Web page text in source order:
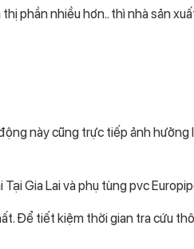
phần nhiều hơn.. thì nhà sản
này cũng trực tiếp ảnh hưởng
Gia Lai và phụ tùng pvc
Để tiết kiệm thời gian tra cứu